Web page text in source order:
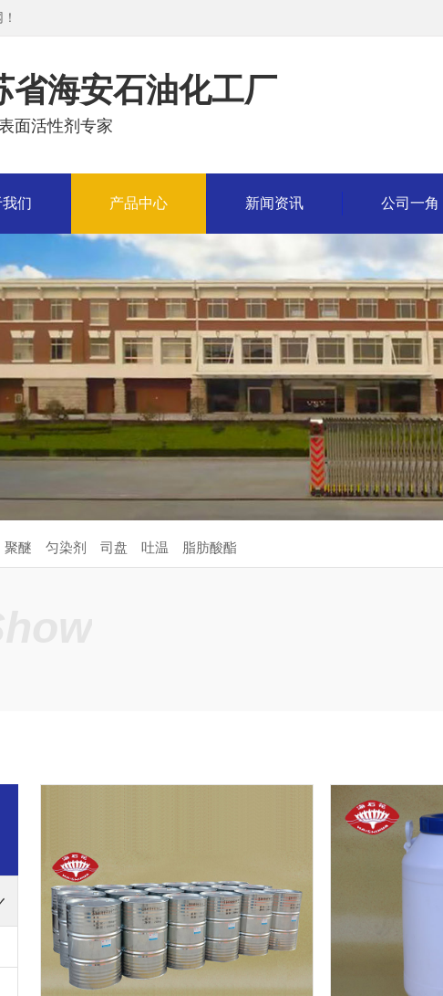
省海安石油化工厂
活性剂专家
们 产品中心 新闻资讯 公司一角
聚醚 匀染剂 司盘 吐温 脂肪酸酯